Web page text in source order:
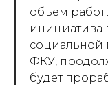
объем
социальной
ФКУ,
будет